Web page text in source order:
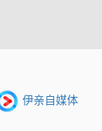
伊亲自媒体